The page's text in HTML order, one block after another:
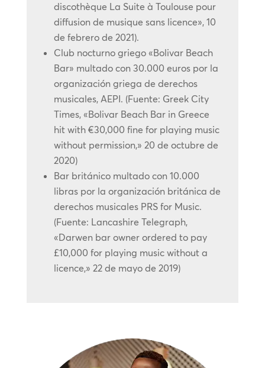
discothèque La Suite à Toulouse pour
diffusion de musique sans licence», 10
de febrero de 2021).
Club nocturno griego «Bolivar Beach
Bar» multado con 30.000 euros por la
organización griega de derechos
musicales, AEPI. (Fuente: Greek City
Times, «Bolivar Beach Bar in Greece
hit with €30,000 fine for playing music
without permission,» 20 de octubre de
2020)
Bar británico multado con 10.000
libras por la organización británica de
derechos musicales PRS for Music.
(Fuente: Lancashire Telegraph,
«Darwen bar owner ordered to pay
£10,000 for playing music without a
licence,» 22 de mayo de 2019)